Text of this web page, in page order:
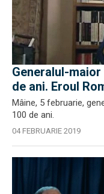
Generalul-
de ani. Eroul
Mâine, 5 februarie,
100 de ani.
04 FEBRUARIE 2019